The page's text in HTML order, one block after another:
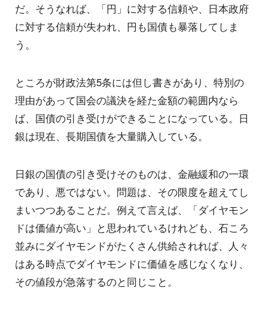
だ。そうなれば、「円」に対する信頼や、日本政府
に対する信頼が失われ、円も国債も暴落してしま
う。
ところが財政法第5条には但し書きがあり、特別の
理由があって国会の議決を経た金額の範囲内なら
ば、国債の引き受けができることになっている。日
銀は現在、長期国債を大量購入している。
日銀の国債の引き受けそのものは、金融緩和の一環
であり、悪ではない。問題は、その限度を超えてし
まいつつあることだ。例えて言えば、「ダイヤモン
ドは価値が高い」と思われているけれども、石ころ
並みにダイヤモンドがたくさん供給されれば、人々
はある時点でダイヤモンドに価値を感じなくなり、
その値段が急落するのと同じこと。